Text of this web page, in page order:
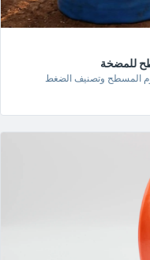
للمضخة
المسطح وتصنيف الضغط